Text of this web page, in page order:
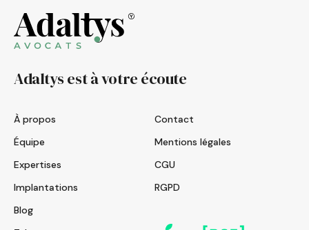
Adaltys est à votre écoute
À propos
Équipe
Expertises
Implantations
Blog
Contact
Mentions légales
CGU
RGPD